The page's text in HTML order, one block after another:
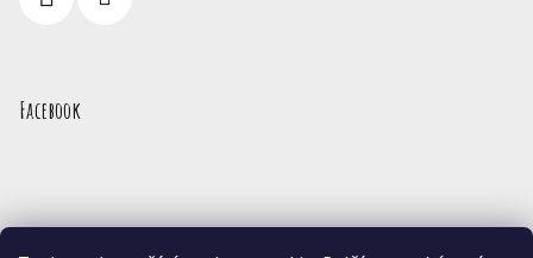
Facebook